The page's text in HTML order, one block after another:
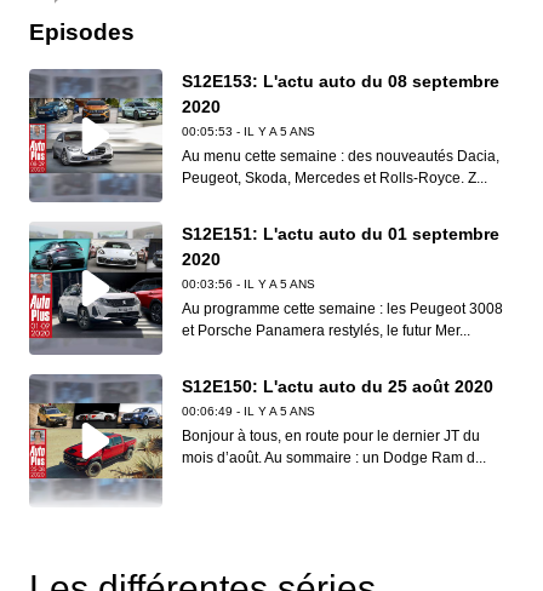
Episodes
S12E153: L'actu auto du 08 septembre
2020
00:05:53 - IL Y A 5 ANS
Au menu cette semaine : des nouveautés Dacia,
Peugeot, Skoda, Mercedes et Rolls-Royce. Z...
S12E151: L'actu auto du 01 septembre
2020
00:03:56 - IL Y A 5 ANS
Au programme cette semaine : les Peugeot 3008
et Porsche Panamera restylés, le futur Mer...
S12E150: L'actu auto du 25 août 2020
00:06:49 - IL Y A 5 ANS
Bonjour à tous, en route pour le dernier JT du
mois d’août. Au sommaire : un Dodge Ram d...